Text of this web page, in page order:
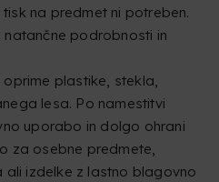
na predmet ni potreben.
natančne podrobnosti in
plastike, stekla,
lesa. Po namestitvi
uporabo in dolgo ohrani
za osebne predmete,
ali izdelke z lastno blagovno